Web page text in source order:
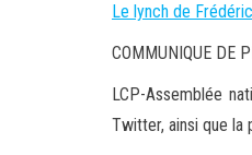
Le lynch de
COMMUNIQUE DE
LCP-Assemblée
Twitter, ainsi que la